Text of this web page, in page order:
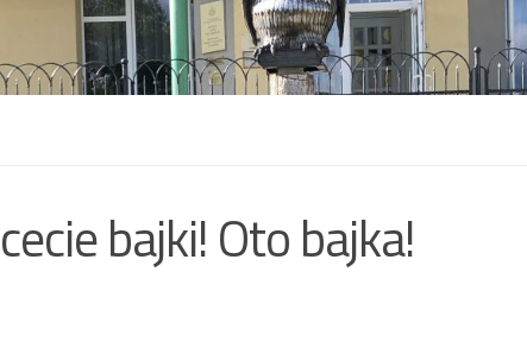
bajki! Oto bajka!